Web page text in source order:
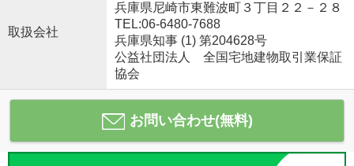
取扱会社
兵庫県尼崎市東難波町３丁目２２－２８
TEL:06-6480-7688
兵庫県知事 (1) 第204628号
公益社団法人 全国宅地建物取引業保証
協会
お問い合わせ(無料)